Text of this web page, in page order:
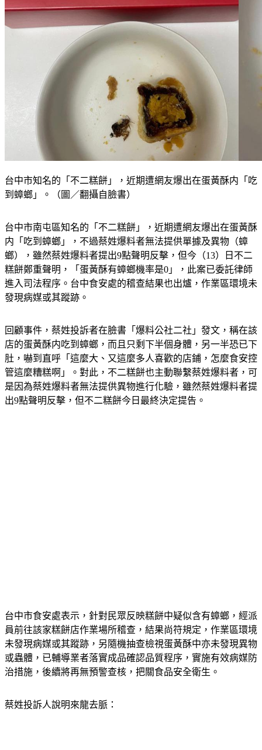
台中市知名的「不二糕餅」，近期遭網友爆出在蛋黃酥内「吃
到蟑螂」。（圖／翻攝自臉書）
台中市南屯區知名的「不二糕餅」，近期遭網友爆出在蛋黃酥
内「吃到蟑螂」，不過蔡姓爆料者無法提供單據及異物（蟑
螂），雖然蔡姓爆料者提出9點聲明反擊，但今（13）日不二
糕餅鄭重聲明，「蛋黃酥有蟑螂機率是0」，此案已委託律師
進入司法程序。台中食安處的稽查結果也出爐，作業區環境未
發現病媒或其蹤跡。
回顧事件，蔡姓投訴者在臉書「爆料公社二社」發文，稱在該
店的蛋黃酥内吃到蟑螂，而且只剩下半個身體，另一半恐已下
肚，嚇到直呼「這麼大、又這麼多人喜歡的店鋪，怎麼食安控
管這麼糟糕啊」。對此，不二糕餅也主動聯繫蔡姓爆料者，可
是因為蔡姓爆料者無法提供異物進行化驗，雖然蔡姓爆料者提
出9點聲明反擊，但不二糕餅今日最終決定提告。
台中市食安處表示，針對民眾反映糕餅中疑似含有蟑螂，經派
員前往該家糕餅店作業場所稽查，結果尚符規定，作業區環境
未發現病媒或其蹤跡，另隨機抽查檢視蛋黃酥中亦未發現異物
或蟲體，已輔導業者落實成品確認品質程序，實施有效病媒防
治措施，後續將再無預警查核，把關食品安全衛生。
蔡姓投訴人說明來龍去脈：